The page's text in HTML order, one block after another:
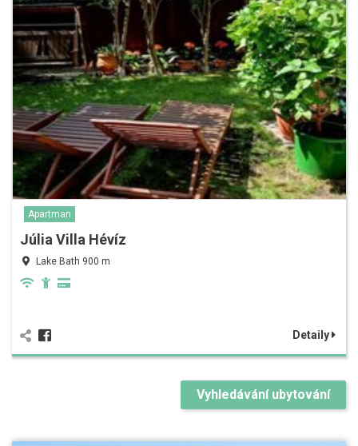
Apartman
Júlia Villa Hévíz
Lake Bath 900 m
Detaily
Vyhledávání ubytování